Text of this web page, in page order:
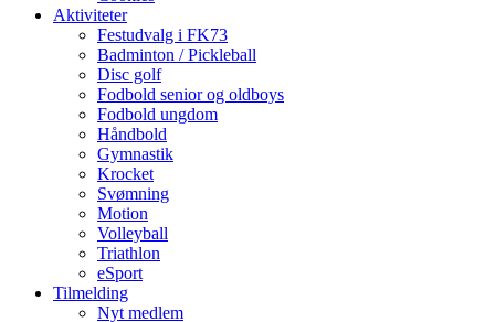
Aktiviteter
Festudvalg i FK73
Badminton / Pickleball
Disc golf
Fodbold senior og oldboys
Fodbold ungdom
Håndbold
Gymnastik
Krocket
Svømning
Motion
Volleyball
Triathlon
eSport
Tilmelding
Nyt medlem